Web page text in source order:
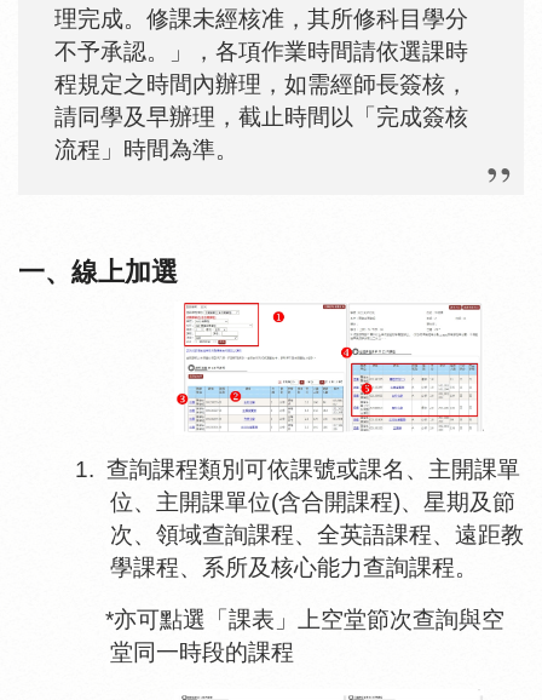
理完成。修課未經核准，其所修科目學分
不予承認。」，各項作業時間請依選課時
程規定之時間內辦理，如需經師長簽核，
請同學及早辦理，截止時間以「完成簽核
流程」時間為準。
一、線上加選
1. 查詢課程類別可依課號或課名、主開課單
位、主開課單位(含合開課程)、星期及節
次、領域查詢課程、全英語課程、遠距教
學課程、系所及核心能力查詢課程。
*亦可點選「課表」上空堂節次查詢與空
堂同一時段的課程